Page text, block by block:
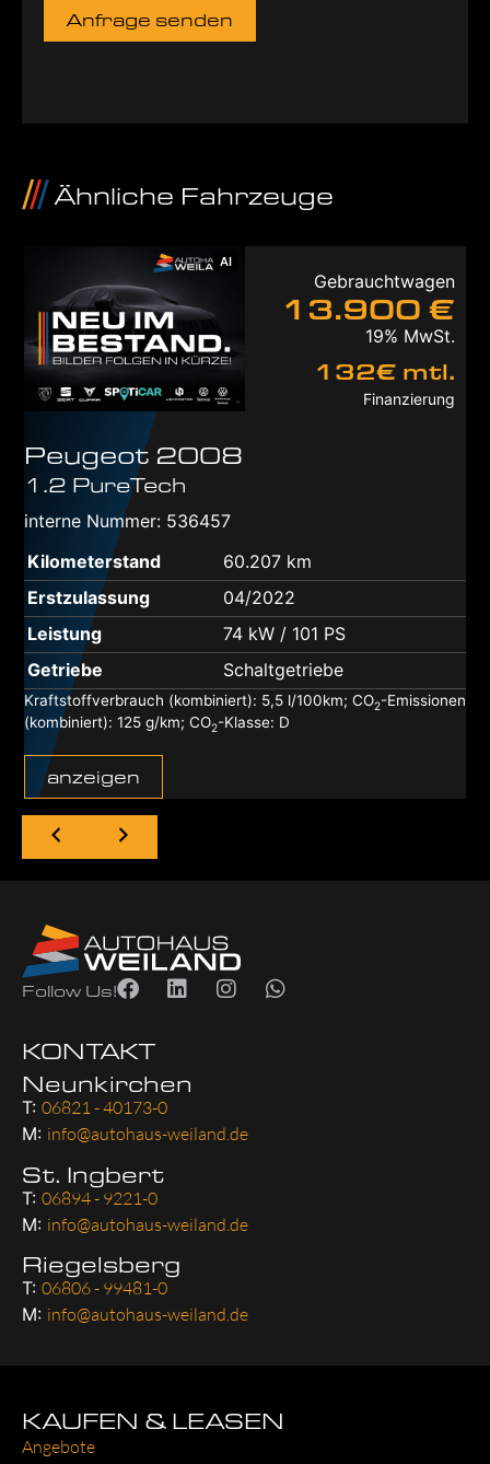
Anfrage senden
Ähnliche Fahrzeuge
AI
Gebrauchtwagen
13.900 €
19% MwSt.
132€ mtl.
Finanzierung
Peugeot 2008
1.2 PureTech
interne Nummer: 536457
Kilometerstand
60.207 km
Erstzulassung
04/2022
Leistung
74 kW / 101 PS
Getriebe
Schaltgetriebe
Kraftstoffverbrauch (kombiniert): 5,5 l/100km; CO2-Emissionen
(kombiniert): 125 g/km; CO2-Klasse: D
anzeigen
Follow Us!
KONTAKT
Neunkirchen
T: 06821 - 40173-0
M: info@autohaus-weiland.de
St. Ingbert
T: 06894 - 9221-0
M: info@autohaus-weiland.de
Riegelsberg
T: 06806 - 99481-0
M: info@autohaus-weiland.de
KAUFEN & LEASEN
Ange­bo­te